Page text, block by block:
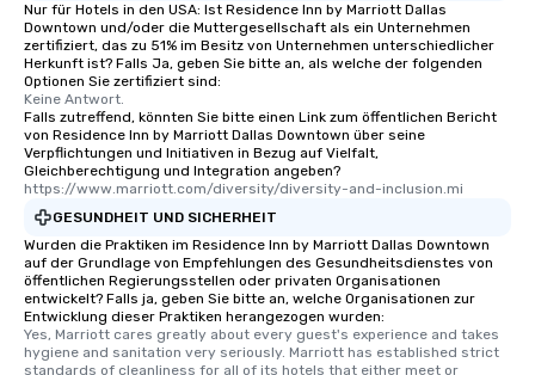
Nur für Hotels in den USA: Ist Residence Inn by Marriott Dallas
Downtown und/oder die Muttergesellschaft als ein Unternehmen
zertifiziert, das zu 51% im Besitz von Unternehmen unterschiedlicher
Herkunft ist? Falls Ja, geben Sie bitte an, als welche der folgenden
Optionen Sie zertifiziert sind:
Keine Antwort.
Falls zutreffend, könnten Sie bitte einen Link zum öffentlichen Bericht
von Residence Inn by Marriott Dallas Downtown über seine
Verpflichtungen und Initiativen in Bezug auf Vielfalt,
Gleichberechtigung und Integration angeben?
https://www.marriott.com/diversity/diversity-and-inclusion.mi
GESUNDHEIT UND SICHERHEIT
Wurden die Praktiken im Residence Inn by Marriott Dallas Downtown
auf der Grundlage von Empfehlungen des Gesundheitsdienstes von
öffentlichen Regierungsstellen oder privaten Organisationen
entwickelt? Falls ja, geben Sie bitte an, welche Organisationen zur
Entwicklung dieser Praktiken herangezogen wurden:
Yes, Marriott cares greatly about every guest's experience and takes
hygiene and sanitation very seriously. Marriott has established strict
standards of cleanliness for all of its hotels that either meet or